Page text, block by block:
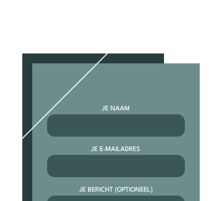
JE NAAM
JE E-MAILADRES
JE BERICHT (OPTIONEEL)